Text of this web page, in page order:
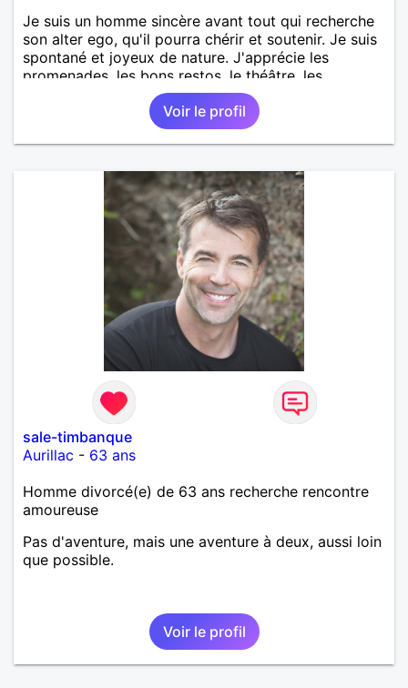
Je suis un homme sincère avant tout qui recherche
son alter ego, qu'il pourra chérir et soutenir. Je suis
spontané et joyeux de nature. J'apprécie les
promenades, les bons restos, le théâtre, les
expositions etc. Commençons par dialoguer.
Voir le profil
sale-timbanque
Aurillac - 63 ans
Homme divorcé(e) de 63 ans recherche rencontre
amoureuse
Pas d'aventure, mais une aventure à deux, aussi loin
que possible.
Voir le profil